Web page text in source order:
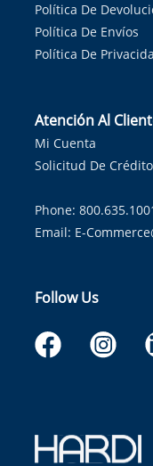
Política De
Política De Envíos
Política De
Atención Al
Mi Cuenta
Solicitud De Crédito
Phone:
Email: E-
Follow Us